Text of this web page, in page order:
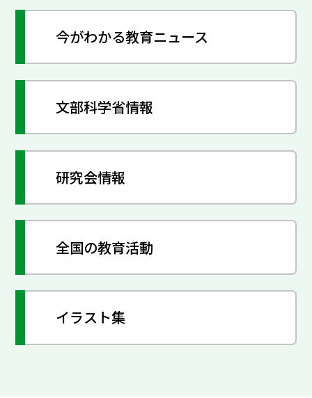
今がわかる教育ニュース
文部科学省情報
研究会情報
全国の教育活動
イラスト集